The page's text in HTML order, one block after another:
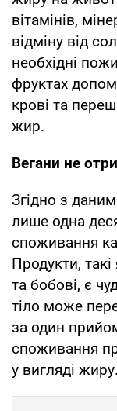
вітамінів,
відміну від
необхідні
фруктах
крові та
жир.
Вегани не
Згідно з
лише одна
споживання
Продукти,
та бобові, є
тіло може
за один
споживання
у вигляді жиру.